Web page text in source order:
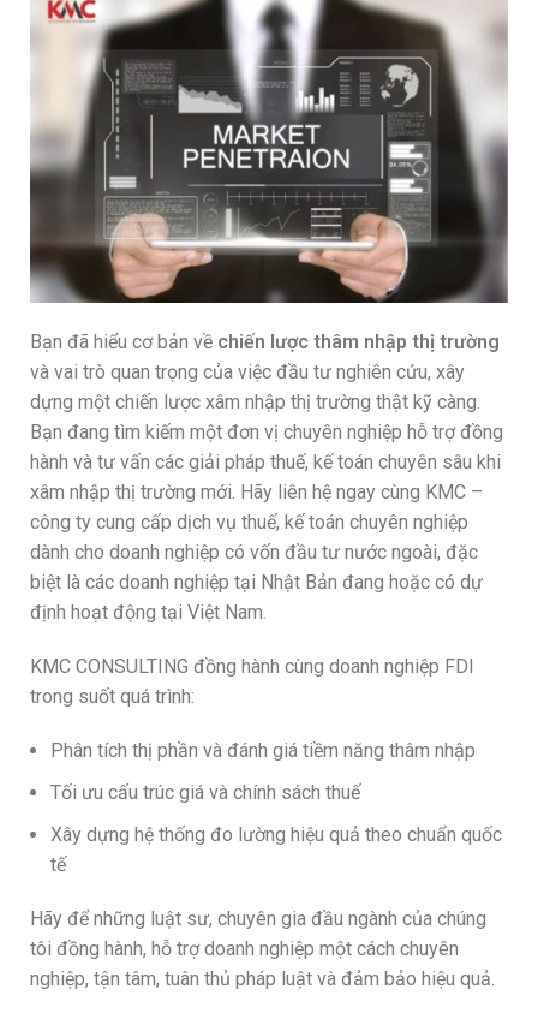
Bạn đã hiểu cơ bản về chiến lược thâm nhập thị trường
và vai trò quan trọng của việc đầu tư nghiên cứu, xây
dựng một chiến lược xâm nhập thị trường thật kỹ càng.
Bạn đang tìm kiếm một đơn vị chuyên nghiệp hỗ trợ đồng
hành và tư vấn các giải pháp thuế, kế toán chuyên sâu khi
xâm nhập thị trường mới. Hãy liên hệ ngay cùng KMC –
công ty cung cấp dịch vụ thuế, kế toán chuyên nghiệp
dành cho doanh nghiệp có vốn đầu tư nước ngoài, đặc
biệt là các doanh nghiệp tại Nhật Bản đang hoặc có dự
định hoạt động tại Việt Nam.
KMC CONSULTING đồng hành cùng doanh nghiệp FDI
trong suốt quá trình:
Phân tích thị phần và đánh giá tiềm năng thâm nhập
Tối ưu cấu trúc giá và chính sách thuế
Xây dựng hệ thống đo lường hiệu quả theo chuẩn quốc
tế
Hãy để những luật sư, chuyên gia đầu ngành của chúng
tôi đồng hành, hỗ trợ doanh nghiệp một cách chuyên
nghiệp, tận tâm, tuân thủ pháp luật và đảm bảo hiệu quả.